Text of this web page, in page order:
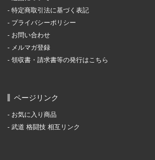
特定商取引法に基づく表記
プライバシーポリシー
お問い合わせ
メルマガ登録
領収書・請求書等の発行はこちら
ページリンク
お気に入り商品
武道 格闘技 相互リンク